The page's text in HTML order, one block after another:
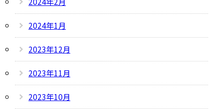
2024年1月
2023年12月
2023年11月
2023年10月